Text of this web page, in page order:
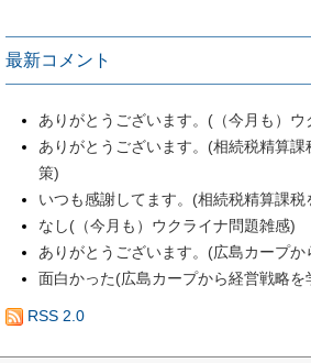
最新コメント
ありがとうございます。(（今月も）ウ
ありがとうございます。(相続税精算
策)
いつも感謝してます。(相続税精算課
なし(（今月も）ウクライナ問題雑感)
ありがとうございます。(広島カープか
面白かった(広島カープから経営戦略を
RSS 2.0